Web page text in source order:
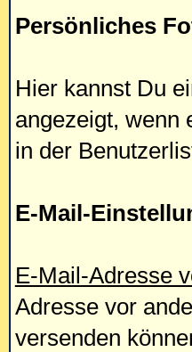
Persönliches
Hier kannst Du
angezeigt, wenn
in der
E-Mail-
E-Mail-Adresse
Adresse vor
versenden